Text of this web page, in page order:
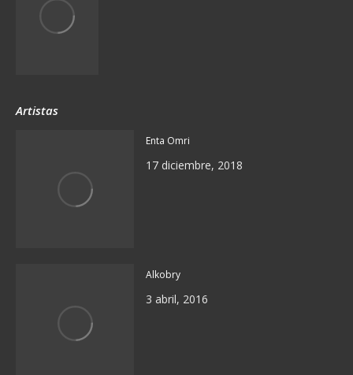
Artistas
Enta Omri
17 diciembre, 2018
Alkobry
3 abril, 2016